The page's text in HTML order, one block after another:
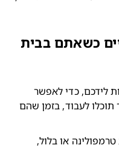
כשאתם בבית
הניחו כמה צעצועים או מזרן פעילות לידכם, כדי לאפשר
לתינוק שלכם להיות בקרבתכם. כך תוכלו לעבוד, בזמן שהם
בנדנדת טרמפולינה או בלול,